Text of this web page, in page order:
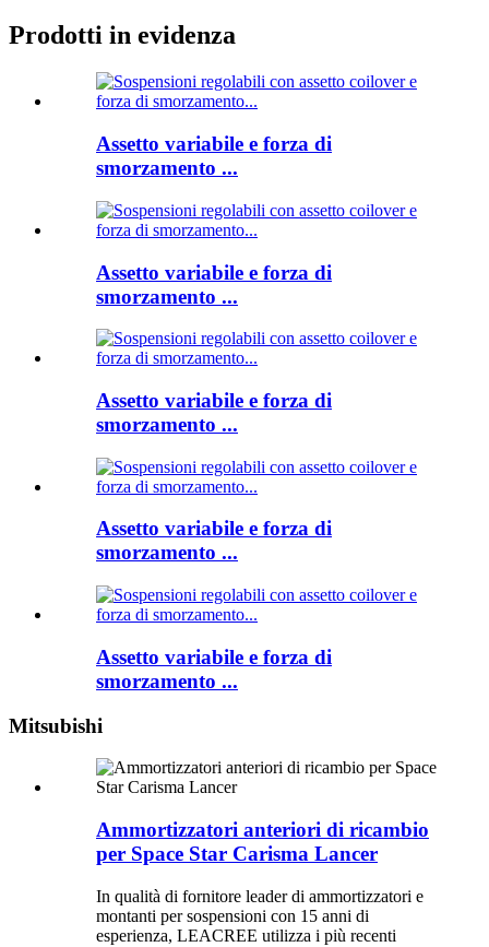
Prodotti in evidenza
Assetto variabile e forza di
smorzamento ...
Assetto variabile e forza di
smorzamento ...
Assetto variabile e forza di
smorzamento ...
Assetto variabile e forza di
smorzamento ...
Assetto variabile e forza di
smorzamento ...
Mitsubishi
Ammortizzatori anteriori di ricambio
per Space Star Carisma Lancer
In qualità di fornitore leader di ammortizzatori e
montanti per sospensioni con 15 anni di
esperienza, LEACREE utilizza i più recenti